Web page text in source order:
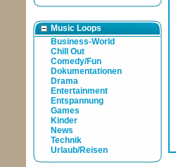
Music Loops
Business-World
Chill Out
Comedy/Fun
Dokumentationen
Drama
Entertainment
Entspannung
Games
Kinder
News
Technik
Urlaub/Reisen